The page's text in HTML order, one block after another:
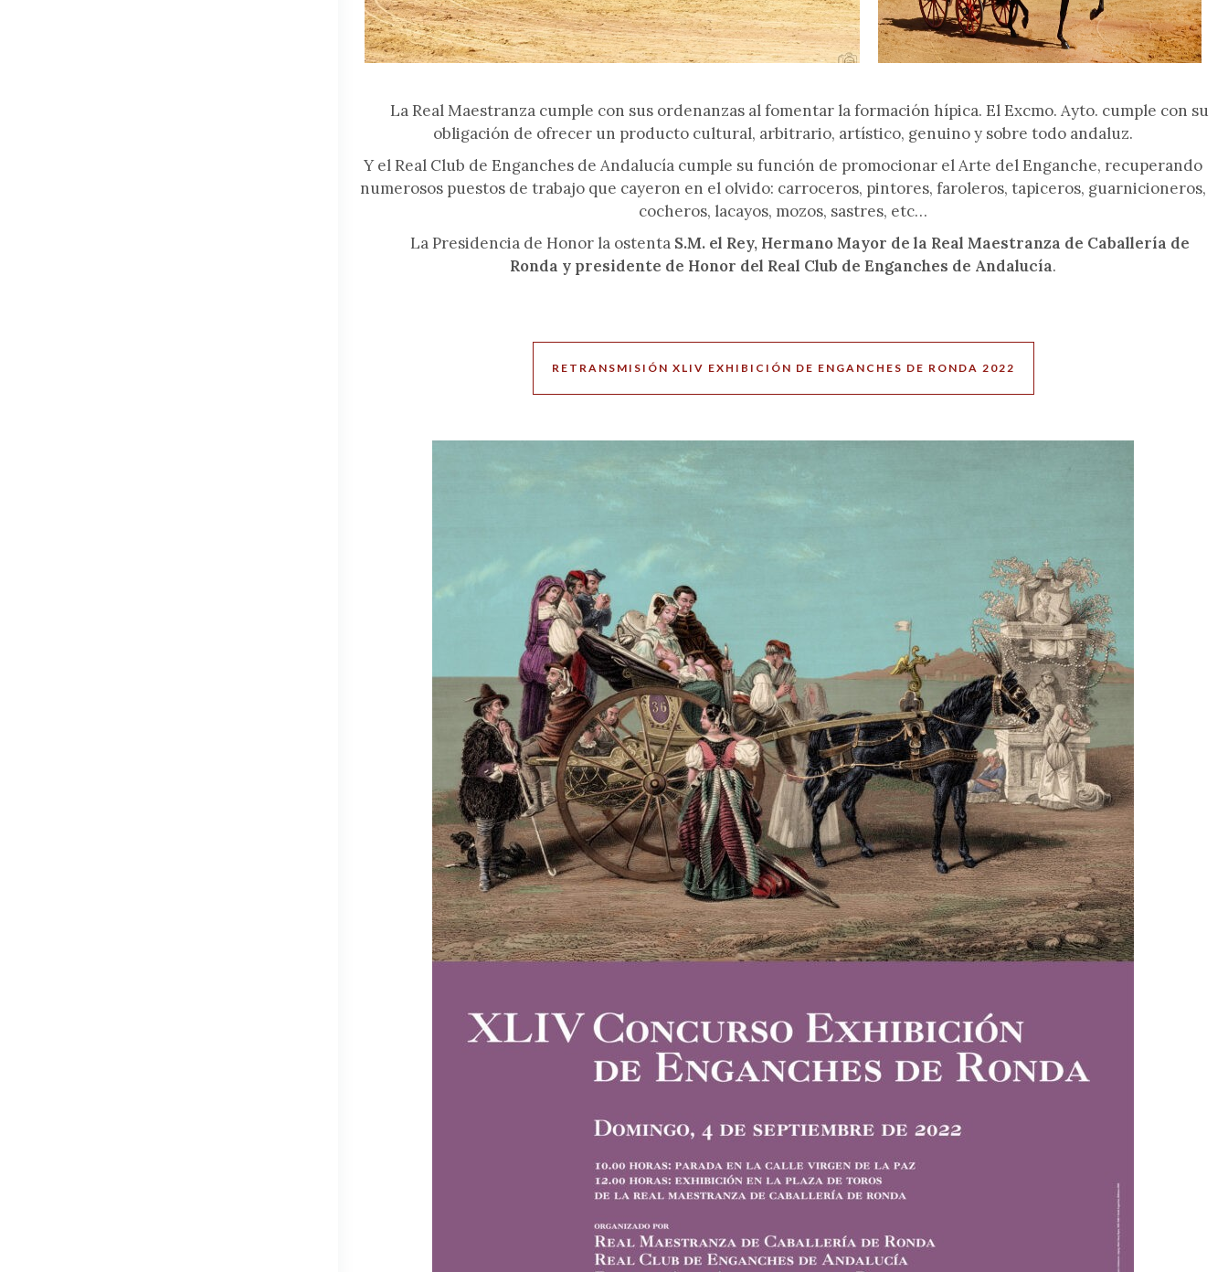
La Real Maestranza cumple con sus ordenanzas al fomentar la formación hípica. El Excmo. Ayto. cumple con su
obligación de ofrecer un producto cultural, arbitrario, artístico, genuino y sobre todo andaluz.
Y el Real Club de Enganches de Andalucía cumple su función de promocionar el Arte del Enganche, recuperando
numerosos puestos de trabajo que cayeron en el olvido: carroceros, pintores, faroleros, tapiceros, guarnicioneros,
cocheros, lacayos, mozos, sastres, etc…
La Presidencia de Honor la ostenta S.M. el Rey, Hermano Mayor de la Real Maestranza de Caballería de
Ronda y presidente de Honor del Real Club de Enganches de Andalucía.
RETRANSMISIÓN XLIV EXHIBICIÓN DE ENGANCHES DE RONDA 2022